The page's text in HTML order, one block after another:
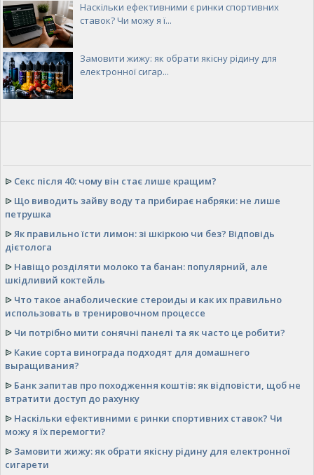
Наскільки ефективними є ринки спортивних
ставок? Чи можу я ї...
Замовити жижу: як обрати якісну рідину для
електронної сигар...
ᐉ Секс після 40: чому він стає лише кращим?
ᐉ Що виводить зайву воду та прибирає набряки: не лише
петрушка
ᐉЯк правильно їсти лимон: зі шкіркою чи без? Відповідь
дієтолога
ᐉ Навіщо розділяти молоко та банан: популярний, але
шкідливий коктейль
ᐉ Что такое анаболические стероиды и как их правильно
использовать в тренировочном процессе
ᐉ Чи потрібно мити сонячні панелі та як часто це робити?
ᐉ Какие сорта винограда подходят для домашнего
выращивания?
ᐉ Банк запитав про походження коштів: як відповісти, щоб не
втратити доступ до рахунку
ᐉ Наскільки ефективними є ринки спортивних ставок? Чи
можу я їх перемогти?
ᐉ Замовити жижу: як обрати якісну рідину для електронної
сигарети